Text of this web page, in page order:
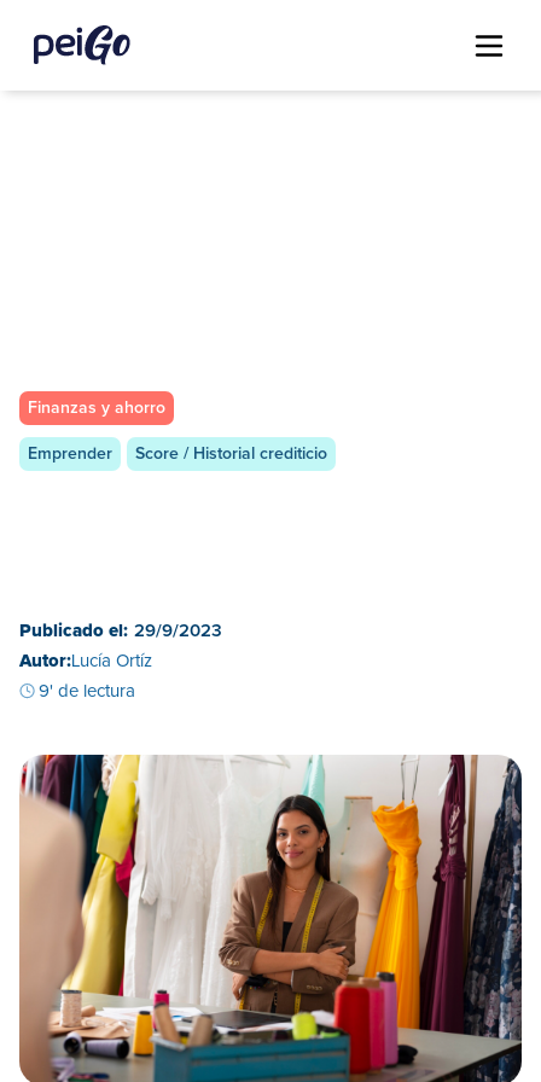
Finanzas y ahorro
Emprender Score / Historial crediticio
Publicado el: 29/9/2023
Autor: Lucía Ortíz
9' de lectura